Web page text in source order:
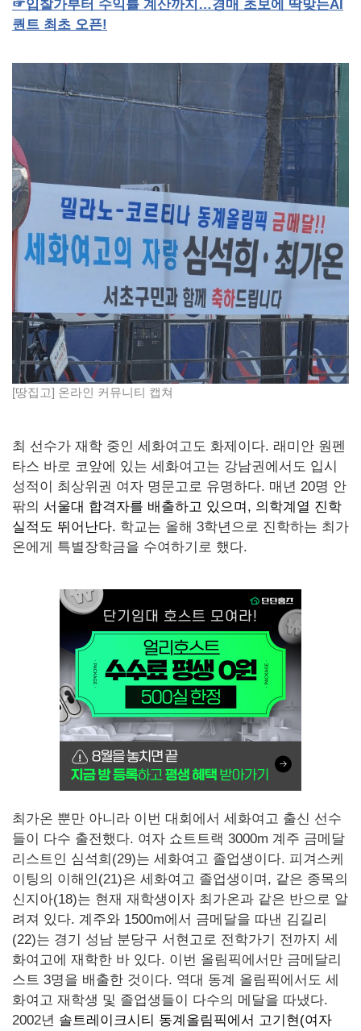
☞입찰가부터 수익률 계산까지…경매 초보에 딱맞는AI
퀀트 최초 오픈!
[땅집고] 온라인 커뮤니티 캡쳐
최 선수가 재학 중인 세화여고도 화제이다. 래미안 원펜
타스 바로 코앞에 있는 세화여고는 강남권에서도 입시
성적이 최상위권 여자 명문고로 유명하다. 매년 20명 안
팎의 서울대 합격자를 배출하고 있으며, 의학계열 진학
실적도 뛰어난다. 학교는 올해 3학년으로 진학하는 최가
온에게 특별장학금을 수여하기로 했다.
최가온 뿐만 아니라 이번 대회에서 세화여고 출신 선수
들이 다수 출전했다. 여자 쇼트트랙 3000m 계주 금메달
리스트인 심석희(29)는 세화여고 졸업생이다. 피겨스케
이팅의 이해인(21)은 세화여고 졸업생이며, 같은 종목의
신지아(18)는 현재 재학생이자 최가온과 같은 반으로 알
려져 있다. 계주와 1500m에서 금메달을 따낸 김길리
(22)는 경기 성남 분당구 서현고로 전학가기 전까지 세
화여고에 재학한 바 있다. 이번 올림픽에서만 금메달리
스트 3명을 배출한 것이다. 역대 동계 올림픽에서도 세
화여고 재학생 및 졸업생들이 다수의 메달을 따냈다.
2002년 솔트레이크시티 동계올림픽에서 고기현(여자